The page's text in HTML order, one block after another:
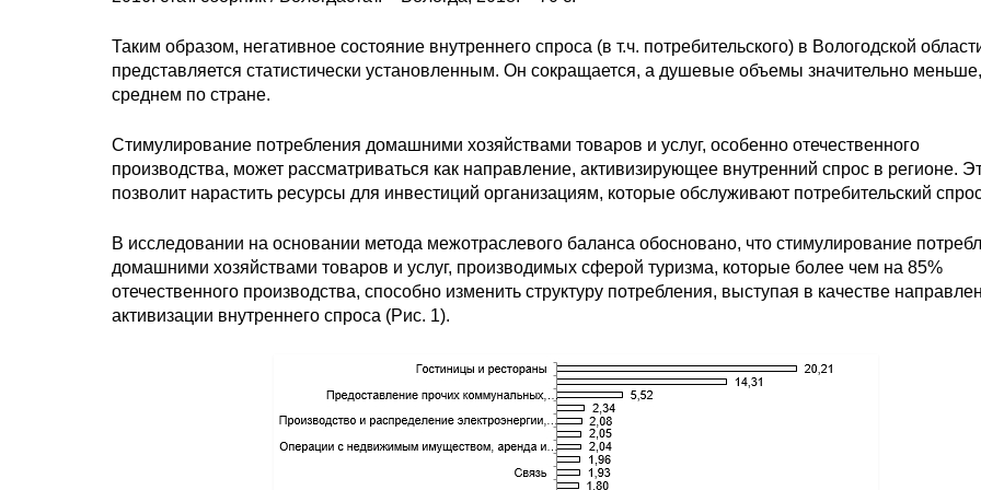
Таким образом, негативное состояние внутреннего спроса (в т.ч. потребительского) в Вологодской
представляется статистически установленным. Он сокращается, а душевые объемы значительно
среднем по стране.
Стимулирование потребления домашними хозяйствами товаров и услуг, особенно отечественного
производства, может рассматриваться как направление, активизирующее внутренний спрос в регионе.
позволит нарастить ресурсы для инвестиций организациям, которые обслуживают потребительский
В исследовании на основании метода межотраслевого баланса обосновано, что стимулирование
домашними хозяйствами товаров и услуг, производимых сферой туризма, которые более чем на 85%
отечественного производства, способно изменить структуру потребления, выступая в качестве
активизации внутреннего спроса (Рис. 1).